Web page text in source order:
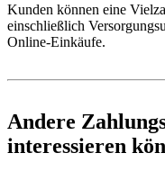
Kunden können eine
einschließlich
Online-Einkäufe.
Andere
interessieren